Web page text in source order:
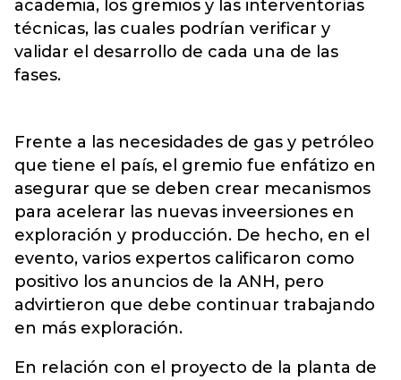
academia, los gremios y las interventorías
técnicas, las cuales podrían verificar y
validar el desarrollo de cada una de las
fases.
Frente a las necesidades de gas y petróleo
que tiene el país, el gremio fue enfátizo en
asegurar que se deben crear mecanismos
para acelerar las nuevas inveersiones en
exploración y producción. De hecho, en el
evento, varios expertos calificaron como
positivo los anuncios de la ANH, pero
advirtieron que debe continuar trabajando
en más exploración.
En relación con el proyecto de la planta de